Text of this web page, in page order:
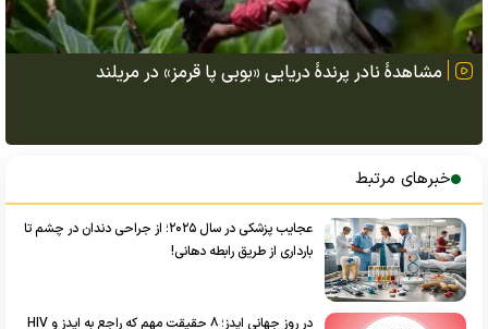
مشاهدهٔ نادر پرندهٔ دریایی «بوبی پا قرمز» در مریلند
خبرهای مرتبط
عجایب پزشکی در سال ۲۰۲۵؛ از جراحی دندان در چشم تا
بارداری از طریق رابطه دهانی!
در روز جهانی ایدز؛ ۸ حقیقت مهم که راجع به ایدز و HIV